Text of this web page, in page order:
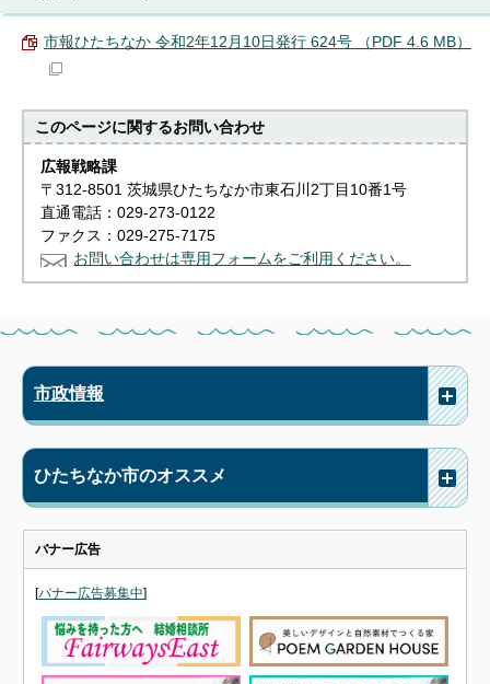
市報ひたちなか 令和2年12月10日発行 624号 （PDF 4.6 MB）
このページに関するお問い合わせ
広報戦略課
〒312-8501 茨城県ひたちなか市東石川2丁目10番1号
直通電話：029-273-0122
ファクス：029-275-7175
お問い合わせは専用フォームをご利用ください。
市政情報
ひたちなか市のオススメ
バナー広告
[バナー広告募集中]